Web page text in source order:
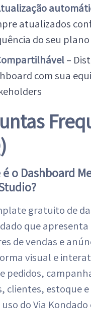
atualizados
do seu
–
com sua
é o Dashboard
gratuito de
que
de vendas e
visual e
pedidos,
clientes, estoque e
uso do Via